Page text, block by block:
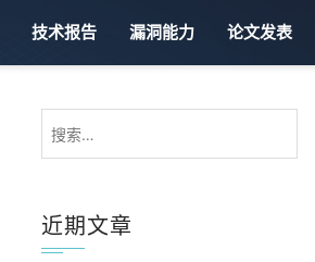
技术报告 漏洞能力 论文发表
索：
近期文章